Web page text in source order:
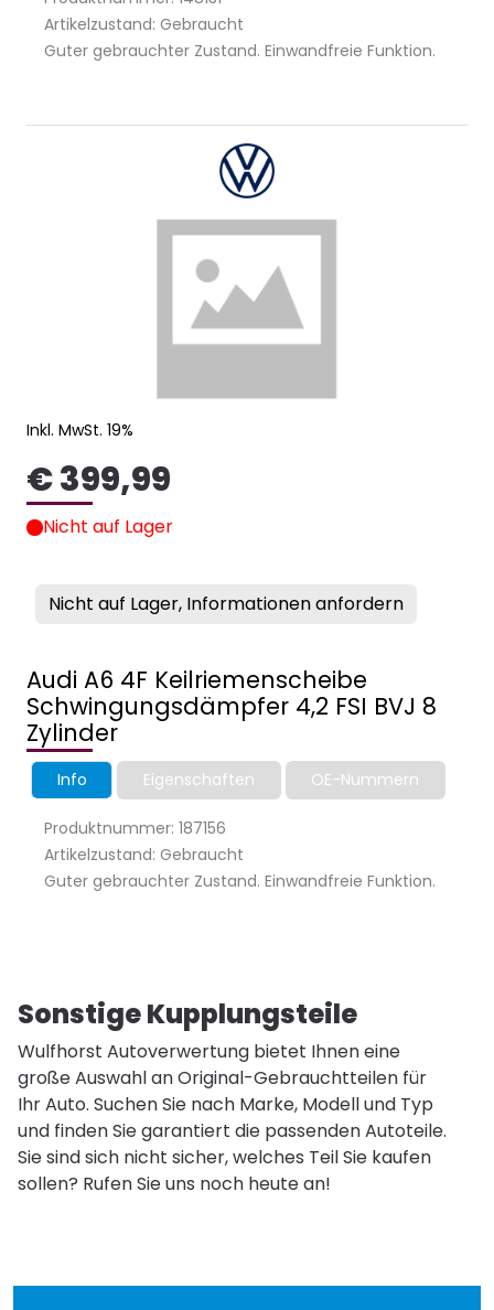
Artikelzustand: Gebraucht
Guter gebrauchter Zustand. Einwandfreie Funktion.
Audi A6 4F Keilriemenscheibe
Schwingungsdämpfer 4,2 FSI BVJ 8
Zylinder
Info Eigenschaften OE-Nummern
Produktnummer: 187156
Artikelzustand: Gebraucht
Guter gebrauchter Zustand. Einwandfreie Funktion.
Inkl. MwSt. 19%
€ 399,99
Nicht auf Lager
Nicht auf Lager, Informationen anfordern
Sonstige Kupplungsteile
Wulfhorst Autoverwertung bietet Ihnen eine
große Auswahl an Original-Gebrauchtteilen für
Ihr Auto. Suchen Sie nach Marke, Modell und Typ
und finden Sie garantiert die passenden Autoteile.
Sie sind sich nicht sicher, welches Teil Sie kaufen
sollen? Rufen Sie uns noch heute an!